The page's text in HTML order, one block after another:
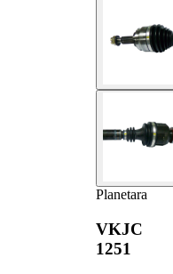
Planetara
VKJC
1251